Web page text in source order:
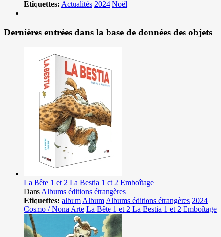
Etiquettes: Actualités 2024 Noël
Dernières entrées dans la base de données des objets
La Bête 1 et 2 La Bestia 1 et 2 Emboîtage
Dans Albums éditions étrangères
Etiquettes: album Album Albums éditions étrangères 2024
Cosmo / Nona Arte La Bête 1 et 2 La Bestia 1 et 2 Emboîtage